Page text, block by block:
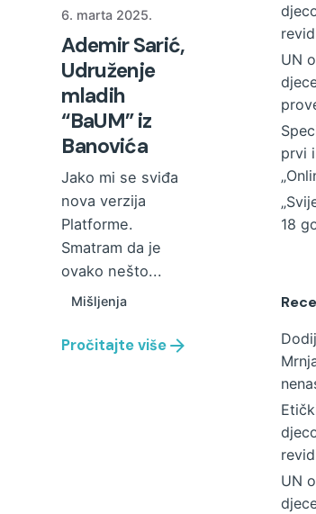
6. marta 2025.
Ademir Sarić,
Udruženje
mladih
“BaUM” iz
Banovića
Jako mi se sviđa
nova verzija
Platforme.
Smatram da je
ovako nešto...
Mišljenja
Pročitajte više
UN
prvi
18
UN